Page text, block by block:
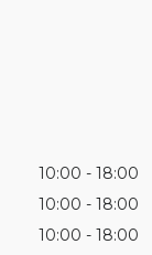
10:00
18:00
10:00
18:00
10:00
18:00